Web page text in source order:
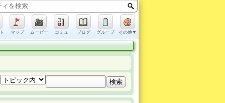
マップ ムービー コミュ ブログ グループ その他▼